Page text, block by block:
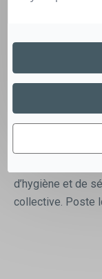
Au sein de la
dans sa mission,
préparation et à
desserts et vous
d’hygiène et de
collective. Poste